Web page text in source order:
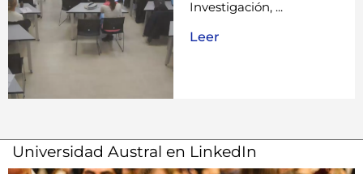
Investigación, ...
Leer
Universidad Austral en LinkedIn